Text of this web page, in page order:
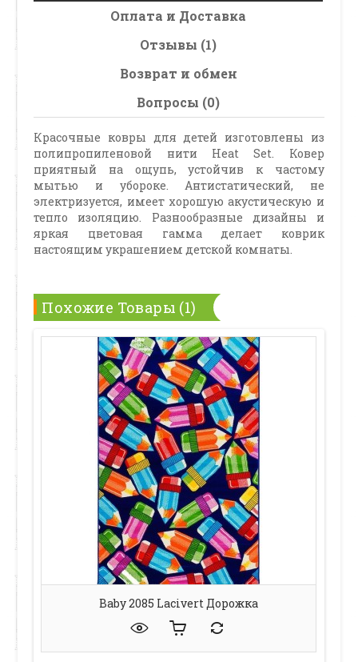
Оплата и Доставка
Отзывы (1)
Возврат и обмен
Вопросы (0)
Красочные ковры для детей изготовлены из
полипропиленовой нити Heat Set. Ковер
приятный на ощупь, устойчив к частому
мытью и убороке. Антистатический, не
электризуется, имеет хорошую акустическую и
тепло изоляцию. Разнообразные дизайны и
яркая цветовая гамма делает коврик
настоящим украшением детской комнаты.
Похожие Товары (1)
Baby 2085 Lacivert Дорожка